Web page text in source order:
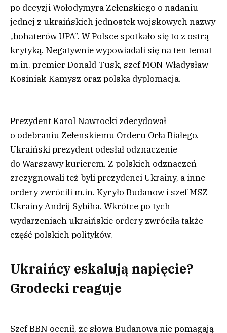
po decyzji Wołodymyra Zełenskiego o nadaniu
jednej z ukraińskich jednostek wojskowych nazwy
„bohaterów UPA”. W Polsce spotkało się to z ostrą
krytyką. Negatywnie wypowiadali się na ten temat
m.in. premier Donald Tusk, szef MON Władysław
Kosiniak-Kamysz oraz polska dyplomacja.
Prezydent Karol Nawrocki zdecydował
o odebraniu Zełenskiemu Orderu Orła Białego.
Ukraiński prezydent odesłał odznaczenie
do Warszawy kurierem. Z polskich odznaczeń
zrezygnowali też byli prezydenci Ukrainy, a inne
ordery zwrócili m.in. Kyryło Budanow i szef MSZ
Ukrainy Andrij Sybiha. Wkrótce po tych
wydarzeniach ukraińskie ordery zwróciła także
część polskich polityków.
Ukraińcy eskalują napięcie?
Grodecki reaguje
Szef BBN ocenił, że słowa Budanowa nie pomagają